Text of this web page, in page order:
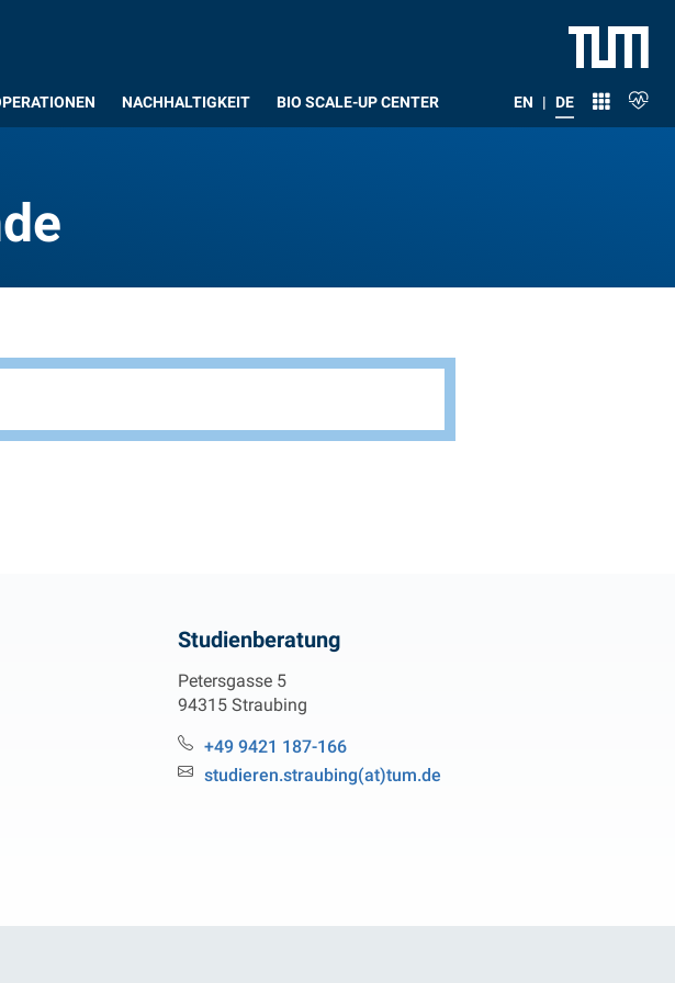
NACHHALTIGKEIT BIO SCALE-UP CENTER EN | DE
Studienberatung
Petersgasse 5
94315 Straubing
Tel.:+49 9421 187-166
Email:studieren.straubing(at)tum.de